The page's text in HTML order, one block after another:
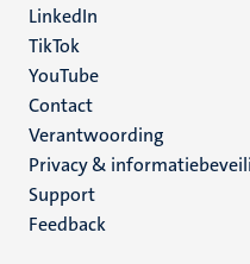
LinkedIn
TikTok
YouTube
Menu
footer
(NL)
Contact
Verantwoording
Privacy &
Support
Feedback